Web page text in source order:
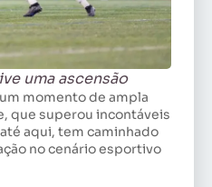
uma ascensão
momento de ampla
que superou incontáveis
aqui, tem caminhado
no cenário esportivo